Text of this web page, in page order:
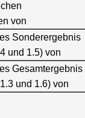
von
Sonderergebnis
und 1.5) von
Gesamtergebnis
und 1.6) von